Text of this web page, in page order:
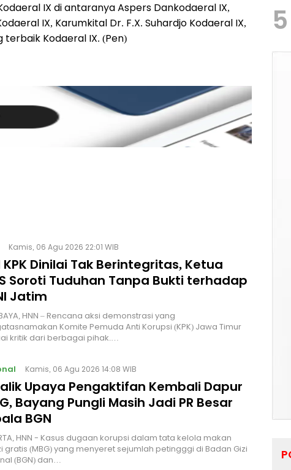
IX di antaranya Aspers Dankodaeral IX,
IX, Karumkital Dr. F.X. Suhardjo Kodaeral IX,
Kodaeral IX. (Pen)
Kamis, 06 Agu 2026 22:01 WIB
KPK Dinilai Tak Berintegritas, Ketua
Soroti Tuduhan Tanpa Bukti terhadap
Jatim
HNN – Rencana aksi demonstrasi yang
Komite Pemuda Anti Korupsi (KPK) Jawa Timur
kritik dari berbagai pihak.…
Kamis, 06 Agu 2026 14:08 WIB
Upaya Pengaktifan Kembali Dapur
Bayang Pungli Masih Jadi PR Besar
BGN
HNN - Kasus dugaan korupsi dalam tata kelola makan
gratis (MBG) yang menyeret sejumlah petingggi di Badan Gizi
(BGN) dan…
5